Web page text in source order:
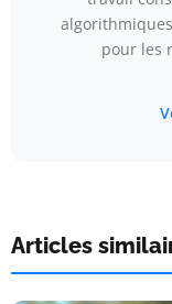
pour les
Articles